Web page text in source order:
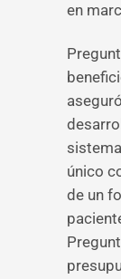
en
único
de un